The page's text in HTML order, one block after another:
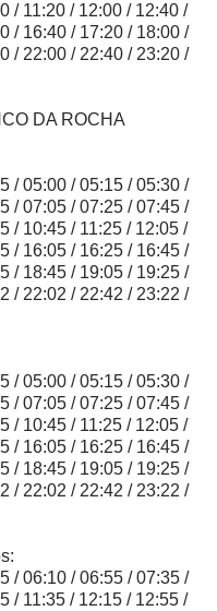
/ 11:20 / 12:00 / 12:40 /
/ 16:40 / 17:20 / 18:00 /
/ 22:00 / 22:40 / 23:20 /
DA ROCHA
/ 05:00 / 05:15 / 05:30 /
/ 07:05 / 07:25 / 07:45 /
/ 10:45 / 11:25 / 12:05 /
/ 16:05 / 16:25 / 16:45 /
/ 18:45 / 19:05 / 19:25 /
/ 22:02 / 22:42 / 23:22 /
/ 05:00 / 05:15 / 05:30 /
/ 07:05 / 07:25 / 07:45 /
/ 10:45 / 11:25 / 12:05 /
/ 16:05 / 16:25 / 16:45 /
/ 18:45 / 19:05 / 19:25 /
/ 22:02 / 22:42 / 23:22 /
/ 06:10 / 06:55 / 07:35 /
/ 11:35 / 12:15 / 12:55 /